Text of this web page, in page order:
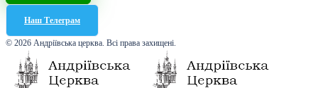
Наш Телеграм
© 2026 Андріївська церква. Всі права захищені.